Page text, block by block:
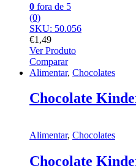
0 fora de 5
(0)
SKU: 50.056
€1,49
Ver Produto
Comparar
Alimentar, Chocolates
Chocolate
Alimentar, Chocolates
Chocolate